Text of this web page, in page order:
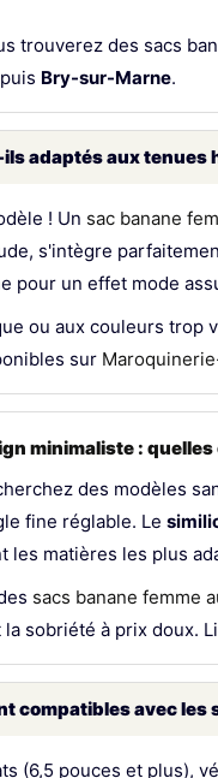
trouverez des sacs
Bry-sur-Marne.
adaptés aux tenues
! Un sac banane
s'intègre
pour un effet mode
ou aux couleurs trop
sur
minimaliste :
des modèles
fine réglable. Le
les matières les plus
sacs banane femme
sobriété à prix doux.
compatibles avec
(6,5 pouces et plus),